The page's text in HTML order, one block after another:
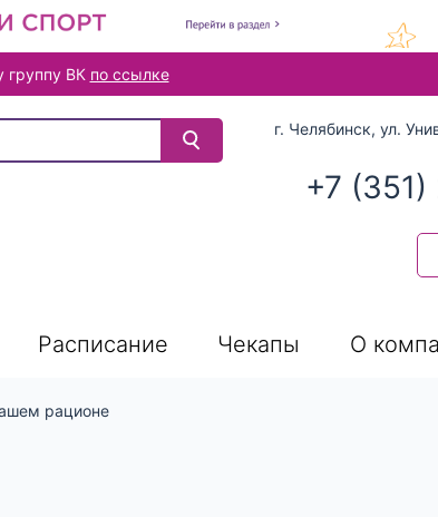
группу ВК по ссылке
результатов используйте стрелки вверх и
г. Челябинск, ул.
+7
Расписание Чекапы О
рационе